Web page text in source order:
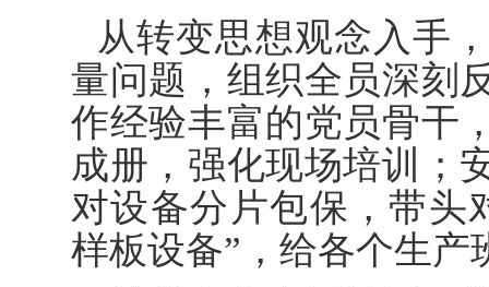
从转变思想观念入手
量问题，组织全员深刻
作经验丰富的党员骨干
成册，强化现场培训；
对设备分片包保，带头
样板设备”，给各个生产